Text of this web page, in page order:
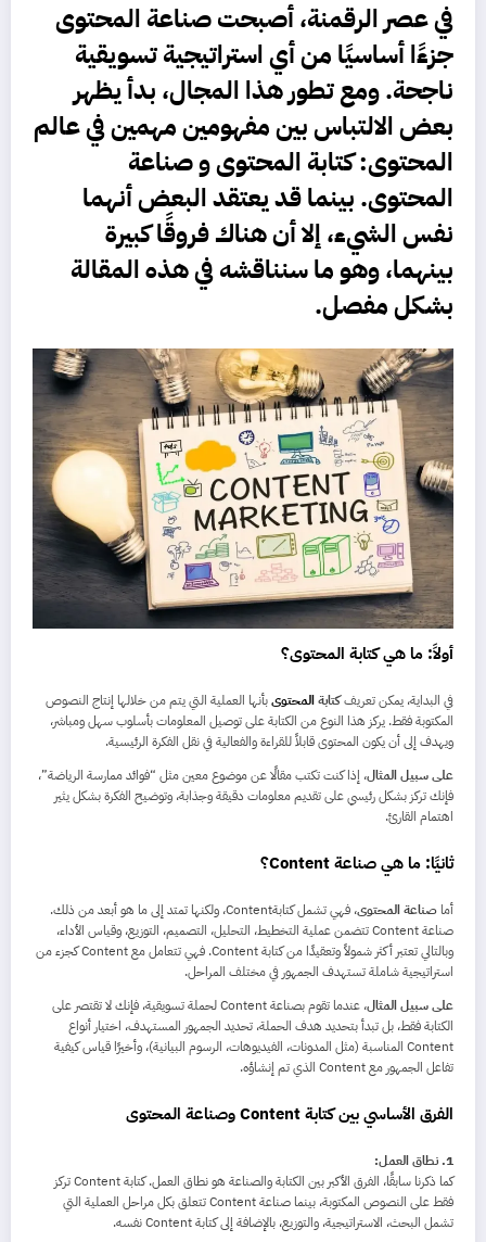
في عصر الرقمنة، أصبحت صناعة المحتوى
جزءًا أساسيًا من أي استراتيجية تسويقية
ناجحة. ومع تطور هذا المجال، بدأ يظهر
بعض الالتباس بين مفهومين مهمين في عالم
المحتوى:كتابة المحتوىوصناعة
المحتوى. بينما قد يعتقد البعض أنهما
نفس الشيء، إلا أن هناك فروقًا كبيرة
بينهما، وهو ما سنناقشه في هذه المقالة
بشكل مفصل.
أولاً: ما هي كتابة المحتوى؟
في البداية، يمكن تعريفكتابةالمحتوىبأنها العملية التي يتم من خلالها إنتاج النصوص
المكتوبة فقط. يركز هذا النوع من الكتابة على توصيل المعلومات بأسلوب سهل ومباشر،
ويهدف إلى أن يكون المحتوى قابلاً للقراءة والفعالية في نقل الفكرة الرئيسية.
على سبيل المثال، إذا كنت تكتب مقالًا عن موضوع معين مثل “فوائد ممارسة الرياضة”،
فإنك تركز بشكل رئيسي على تقديم معلومات دقيقة وجذابة، وتوضيح الفكرة بشكل يثير
اهتمام القارئ.
ثانيًا: ما هي صناعة Content؟
أما صناعة المحتوى
، فهي تشمل كتابةContent، ولكنها تمتد إلى ما هو أبعد من ذلك.
صناعة Content تتضمن عملية التخطيط، التحليل، التصميم، التوزيع، وقياس الأداء،
وبالتالي تعتبر أكثر شمولاً وتعقيدًا من كتابة Content. فهي تتعامل مع Content كجزء من
استراتيجية شاملة تستهدف الجمهور في مختلف المراحل.
على سبيل المثال
، عندما تقوم بصناعة Content لحملة تسويقية، فإنك لا تقتصر على
الكتابة فقط، بل تبدأ بتحديد هدف الحملة، تحديد الجمهور المستهدف، اختيار أنواع
Content المناسبة (مثل المدونات، الفيديوهات، الرسوم البيانية)، وأخيرًا قياس كيفية
تفاعل الجمهور مع Content الذي تم إنشاؤه.
الفرق الأساسي بين كتابة Content وصناعة المحتوى
1. نطاق العمل:
كما ذكرنا سابقًا، الفرق الأكبر بين الكتابة والصناعة هو نطاق العمل. كتابة Content تركز
فقط على النصوص المكتوبة، بينما صناعة Content تتعلق بكل مراحل العملية التي
تشمل البحث، الاستراتيجية، والتوزيع، بالإضافة إلى كتابة Content نفسه.